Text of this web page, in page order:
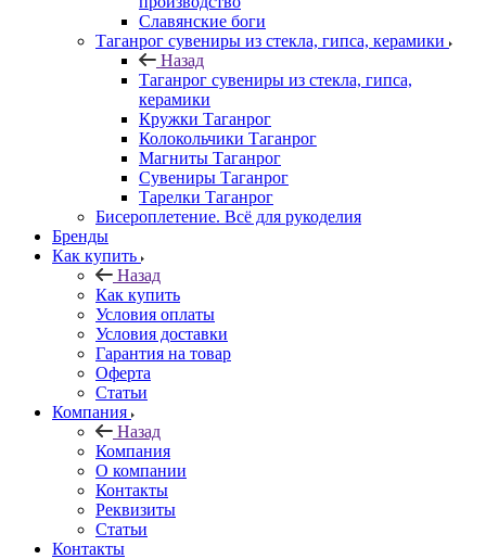
Славянские боги
Таганрог сувениры из стекла, гипса, керамики
Назад
Таганрог сувениры из стекла, гипса,
керамики
Кружки Таганрог
Колокольчики Таганрог
Магниты Таганрог
Сувениры Таганрог
Тарелки Таганрог
Бисероплетение. Всё для рукоделия
Бренды
Как купить
Назад
Как купить
Условия оплаты
Условия доставки
Гарантия на товар
Оферта
Статьи
Компания
Назад
Компания
О компании
Контакты
Реквизиты
Статьи
Контакты